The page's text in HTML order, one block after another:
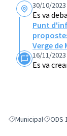
30/10/2023
Es va
Punt
Verge de
16/11/2023
Es va
Resultats en filtrar
Municipal ODS